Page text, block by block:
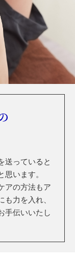
送っていると
います。
アの方法もア
も力を入れ、
手伝いいたし